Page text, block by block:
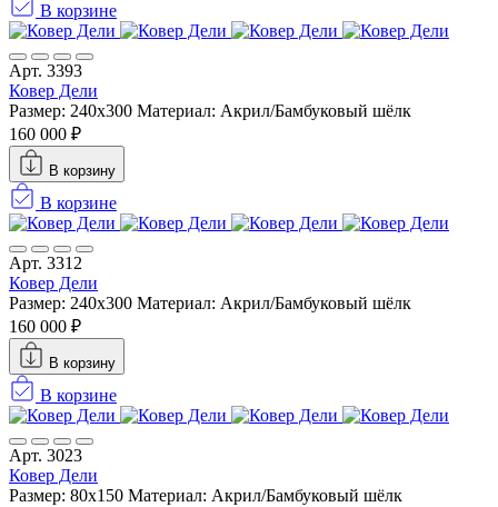
В корзине
Арт. 3393
Ковер Дели
Размер: 240х300 Материал: Акрил/Бамбуковый шёлк
160 000 ₽
В корзину
В корзине
Арт. 3312
Ковер Дели
Размер: 240х300 Материал: Акрил/Бамбуковый шёлк
160 000 ₽
В корзину
В корзине
Арт. 3023
Ковер Дели
Размер: 80x150 Материал: Акрил/Бамбуковый шёлк